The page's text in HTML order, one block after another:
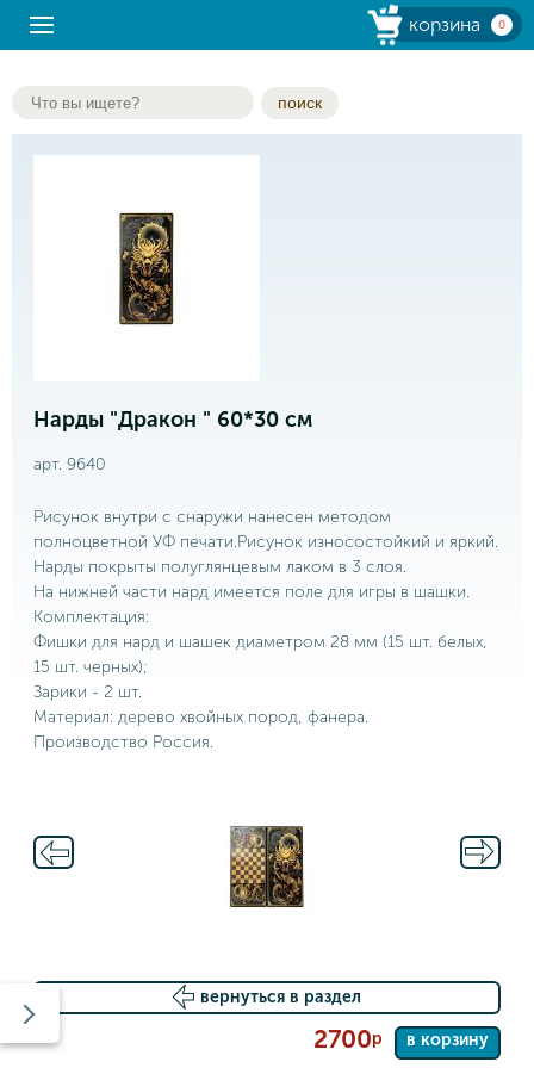
корзина 0
поиск
Нарды "Дракон " 60*30 см
арт. 9640
Рисунок внутри с снаружи нанесен методом
полноцветной УФ печати.Рисунок износостойкий и яркий.
Нарды покрыты полуглянцевым лаком в 3 слоя.
На нижней части нард имеется поле для игры в шашки.
Комплектация:
Фишки для нард и шашек диаметром 28 мм (15 шт. белых,
15 шт. черных);
Зарики - 2 шт.
Материал: дерево хвойных пород, фанера.
Производство Россия.
вернуться в раздел
2700р в корзину